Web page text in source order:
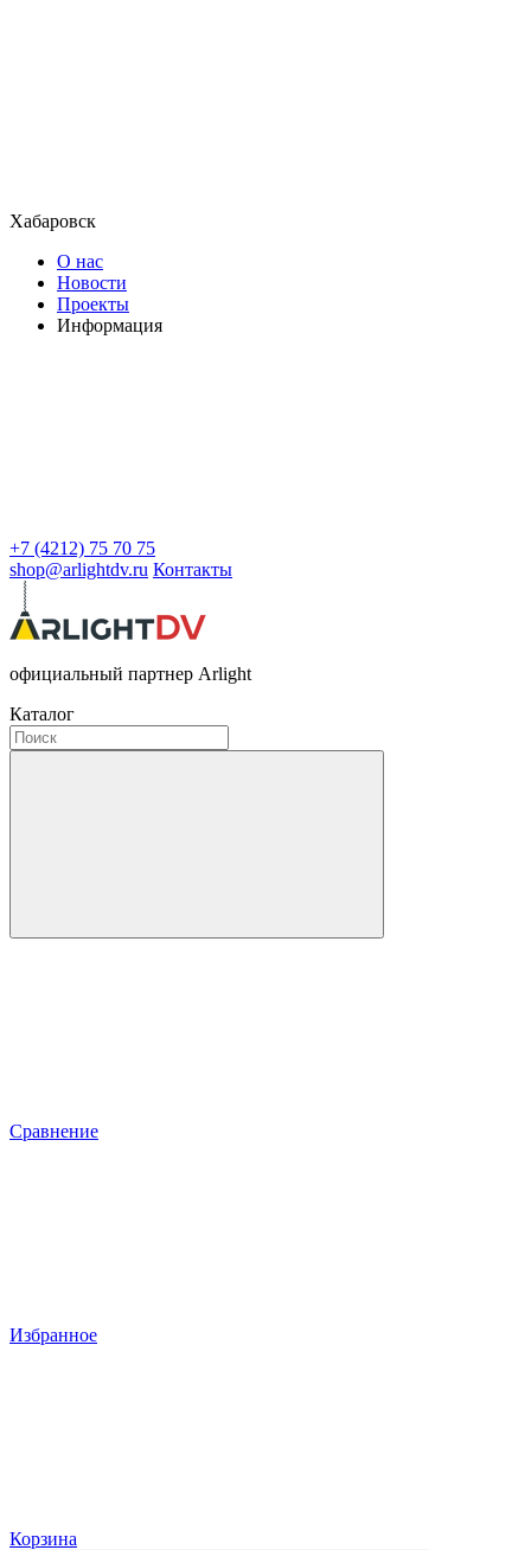
Хабаровск
О нас
Новости
Проекты
Информация
+7 (4212) 75 70 75
shop@arlightdv.ru Контакты
официальный партнер Arlight
Каталог
Сравнение
Избранное
Корзина